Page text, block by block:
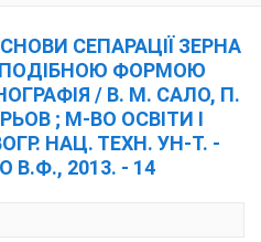
СЕПАРАЦІЇ ЗЕРНА
ФОРМОЮ
/ В. М. САЛО, П.
; М-ВО ОСВІТИ І
НАЦ. ТЕХН. УН-Т. -
В.Ф., 2013. - 14